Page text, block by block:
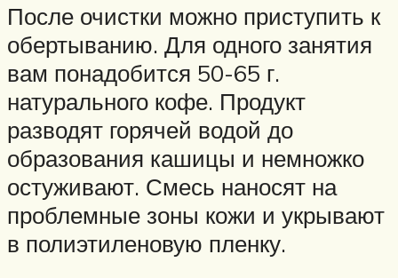
После очистки можно приступить к
обертыванию. Для одного занятия
вам понадобится 50-65 г.
натурального кофе. Продукт
разводят горячей водой до
образования кашицы и немножко
остуживают. Смесь наносят на
проблемные зоны кожи и укрывают
в полиэтиленовую пленку.